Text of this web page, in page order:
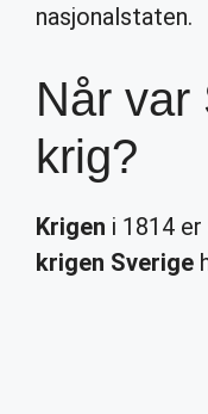
nasjonalstaten.
Når var
krig?
Krigen i 1814
krigen Sverige